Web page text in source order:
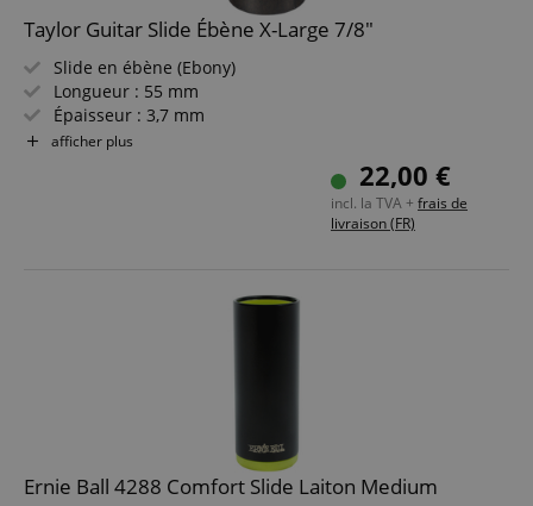
Taylor Guitar Slide Ébène X-Large 7/8"
Slide en ébène (Ebony)
Longueur : 55 mm
Épaisseur : 3,7 mm
Diamètre : 22,23 mm (X-Large)
afficher plus
22,00 €
incl. la TVA + frais de
livraison (FR)
Ernie Ball 4288 Comfort Slide Laiton Medium